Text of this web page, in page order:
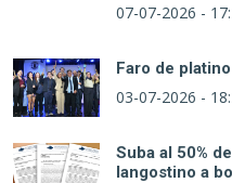
07-07-2026 -
Faro de
03-07-2026 -
Suba al 50%
langostino a